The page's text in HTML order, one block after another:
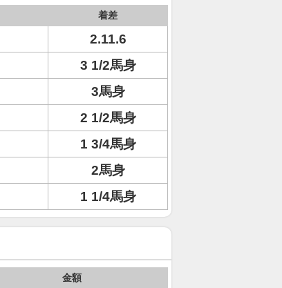
着差
2.11.6
3 1/2馬身
3馬身
2 1/2馬身
1 3/4馬身
2馬身
1 1/4馬身
金額